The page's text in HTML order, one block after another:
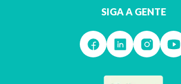
SIGA A GENTE